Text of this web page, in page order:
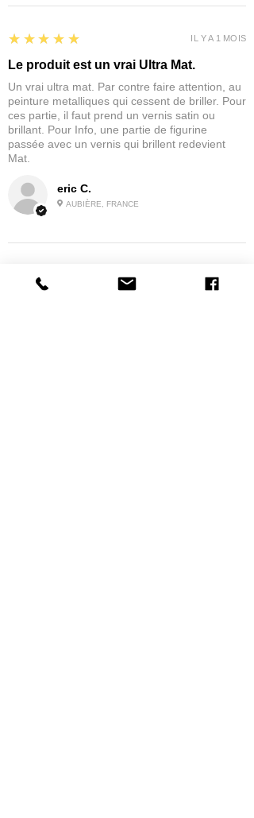
eric C.
AUBIÈRE, FRANCE
5
★★★★★
Le produit est un vrai Ultra Mat.
Un vrai ultra mat. Par contre faire attention, au
peinture metalliques qui cessent de briller. Pour
ces partie, il faut prend un vernis satin ou
brillant. Pour Info, une partie de figurine
passée avec un vernis qui brillent redevient
Mat.
IL Y A 1 MOIS
★★★★★ IL Y A 1 MOIS